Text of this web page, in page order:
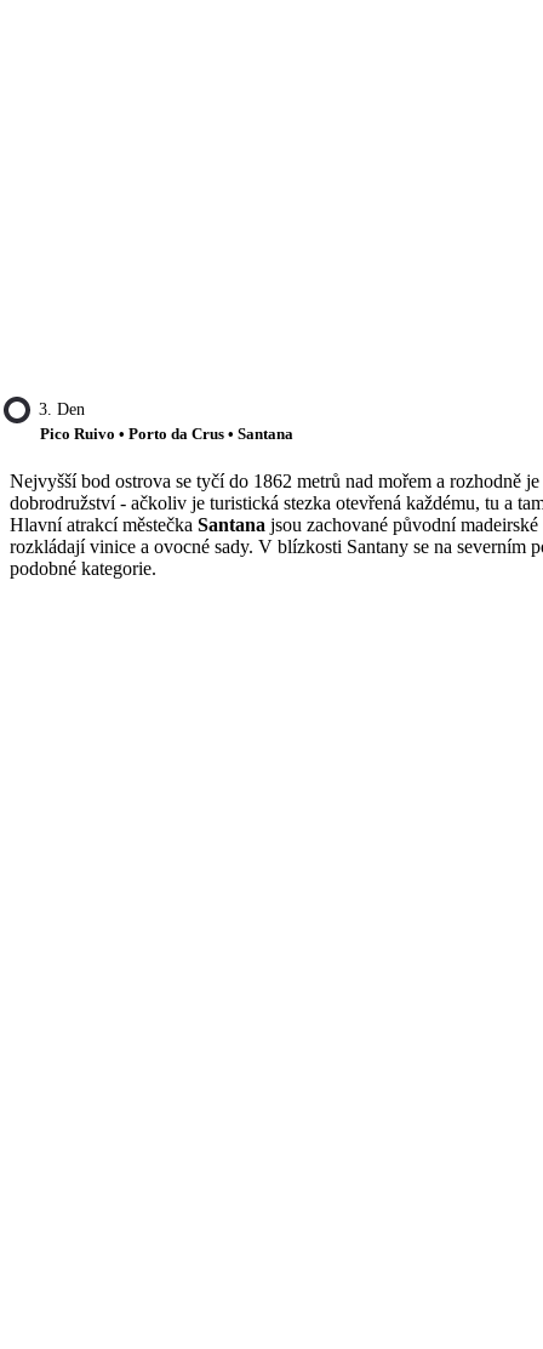
3. Den
Pico Ruivo • Porto da Crus • Santana
Nejvyšší bod ostrova se tyčí do 1862 metrů nad mořem a rozhodně
dobrodružství - ačkoliv je turistická stezka otevřená každému, tu a
Hlavní atrakcí městečka Santana jsou zachované původní
rozkládají vinice a ovocné sady. V blízkosti Santany se na
podobné kategorie.